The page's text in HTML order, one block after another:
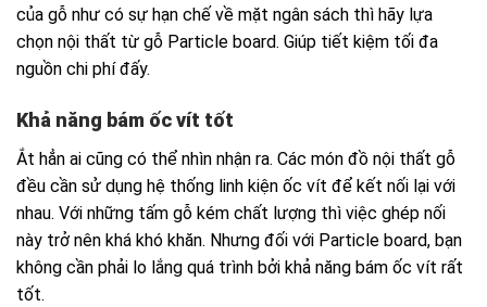
của gỗ như có sự hạn chế về mặt ngân sách thì hãy lựa
chọn nội thất từ gỗ Particle board. Giúp tiết kiệm tối đa
nguồn chi phí đấy.
Khả năng bám ốc vít tốt
Ắt hẳn ai cũng có thể nhìn nhận ra. Các món đồ nội thất gỗ
đều cần sử dụng hệ thống linh kiện ốc vít để kết nối lại với
nhau. Với những tấm gỗ kém chất lượng thì việc ghép nối
này trở nên khá khó khăn. Nhưng đối với Particle board, bạn
không cần phải lo lắng quá trình bởi khả năng bám ốc vít rất
tốt.